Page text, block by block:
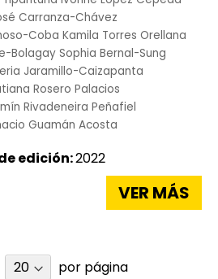
Carranza-Chávez
Coba Kamila Torres Orellana
Bolagay Sophia Bernal-Sung
Jaramillo-Caizapanta
Rosero Palacios
Rivadeneira Peñafiel
Guamán Acosta
edición:2022
VER MÁS
por página